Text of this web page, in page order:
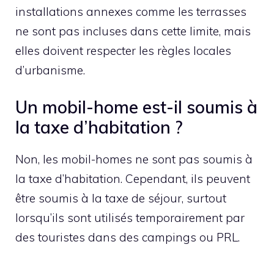
installations annexes comme les terrasses
ne sont pas incluses dans cette limite, mais
elles doivent respecter les règles locales
d’urbanisme.
Un mobil-home est-il soumis à
la taxe d’habitation ?
Non, les mobil-homes ne sont pas soumis à
la taxe d’habitation. Cependant, ils peuvent
être soumis à la taxe de séjour, surtout
lorsqu’ils sont utilisés temporairement par
des touristes dans des campings ou PRL.